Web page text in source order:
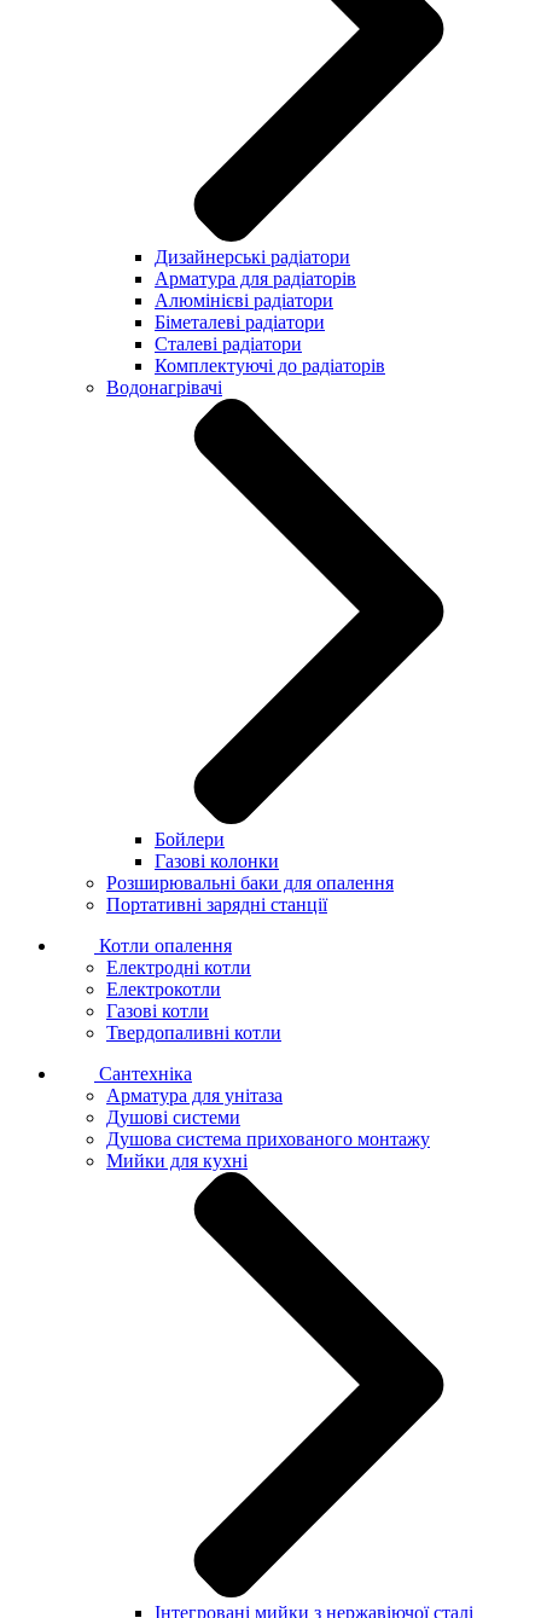
Дизайнерські радіатори
Арматура для радіаторів
Алюмінієві радіатори
Біметалеві радіатори
Сталеві радіатори
Комплектуючі до радіаторів
Водонагрівачі
Бойлери
Газові колонки
Розширювальні баки для опалення
Портативні зарядні станції
Котли опалення
Електродні котли
Електрокотли
Газові котли
Твердопаливні котли
Сантехніка
Арматура для унітаза
Душові системи
Душова система прихованого монтажу
Мийки для кухні
Інтегровані мийки з нержавіючої сталі